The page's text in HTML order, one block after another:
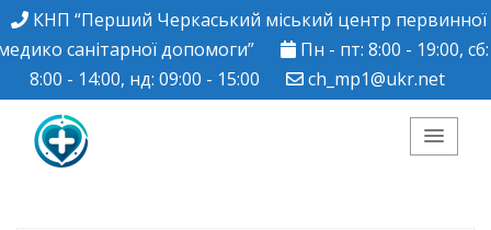
КНП “Перший Черкаський міський центр первинної
санітарної допомоги”
Пн - пт: 8:00 - 19:00, сб:
8:00 - 14:00, нд: 09:00 - 15:00
ch_mp1@ukr.net